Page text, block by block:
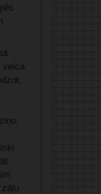
veica